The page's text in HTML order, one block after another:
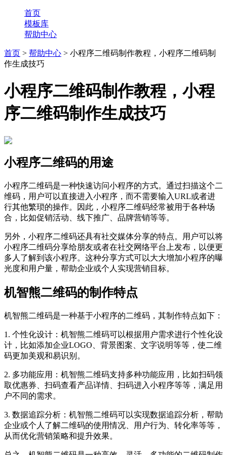
首页
模板库
帮助中心
首页 > 帮助中心 > 小程序二维码制作教程，小程序二维码制
作生成技巧
小程序二维码制作教程，小程
序二维码制作生成技巧
小程序二维码的用途
小程序二维码是一种快速访问小程序的方式。通过扫描这个二
维码，用户可以直接进入小程序，而不需要输入URL或者进
行其他繁琐的操作。因此，小程序二维码经常被用于各种场
合，比如促销活动、线下推广、品牌营销等等。
另外，小程序二维码还具有社交媒体分享的特点。用户可以将
小程序二维码分享给朋友或者在社交网络平台上发布，以便更
多人了解到该小程序。这种分享方式可以大大增加小程序的曝
光度和用户量，帮助企业或个人实现营销目标。
机智熊二维码的制作特点
机智熊二维码是一种基于小程序的二维码，其制作特点如下：
1. 个性化设计：机智熊二维码可以根据用户需求进行个性化设
计，比如添加企业LOGO、背景图案、文字说明等等，使二维
码更加美观和易识别。
2. 多功能应用：机智熊二维码支持多种功能应用，比如扫码领
取优惠券、扫码查看产品详情、扫码进入小程序等等，满足用
户不同的需求。
3. 数据追踪分析：机智熊二维码可以实现数据追踪分析，帮助
企业或个人了解二维码的使用情况、用户行为、转化率等等，
从而优化营销策略和提升效果。